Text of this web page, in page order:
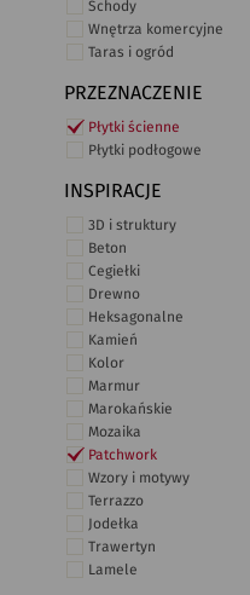
Schody
Wnętrza komercyjne
Taras i ogród
PRZEZNACZENIE
Płytki ścienne
Płytki podłogowe
INSPIRACJE
3D i struktury
Beton
Cegiełki
Drewno
Heksagonalne
Kamień
Kolor
Marmur
Marokańskie
Mozaika
Patchwork
Wzory i motywy
Terrazzo
Jodełka
Trawertyn
Lamele